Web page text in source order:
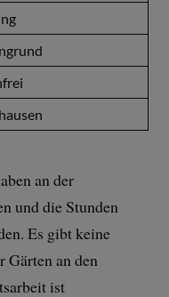
an der
und die Stunden
Es gibt keine
Gärten an den
ist